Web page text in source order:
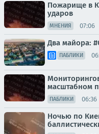
Пожарище в
ударов
МНЕНИЯ 07:06
Два майора:
ПАБЛИКИ
масштабном
ПАБЛИКИ 06:36
Ночью по